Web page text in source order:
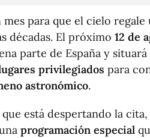
para que el cielo regale
décadas. El próximo 12 de
parte de España y
privilegiados para
astronómico.
está despertando la
programación especial